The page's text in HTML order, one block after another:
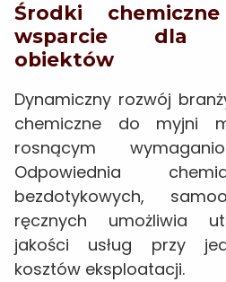
Środki
wsparcie dla
obiektów
Dynamiczny rozwój
chemiczne do myjni
rosnącym
Odpowiednia
bezdotykowych,
ręcznych umożliwia
jakości usług przy
kosztów eksploatacji.